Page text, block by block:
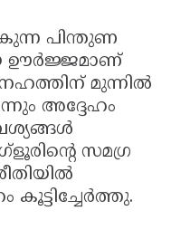
പിന്തുണ
ഊർജ്ജമാണ്
മുന്നിൽ
അദ്ദേഹം
സമഗ്ര
കൂട്ടിച്ചേർത്തു.